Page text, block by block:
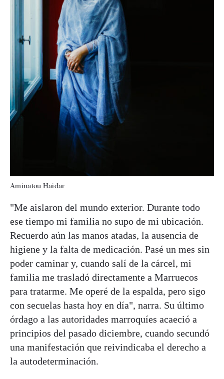
Aminatou Haidar
"Me aislaron del mundo exterior. Durante todo
ese tiempo mi familia no supo de mi ubicación.
Recuerdo aún las manos atadas, la ausencia de
higiene y la falta de medicación. Pasé un mes sin
poder caminar y, cuando salí de la cárcel, mi
familia me trasladó directamente a Marruecos
para tratarme. Me operé de la espalda, pero sigo
con secuelas hasta hoy en día", narra. Su último
órdago a las autoridades marroquíes acaeció a
principios del pasado diciembre, cuando secundó
una manifestación que reivindicaba el derecho a
la autodeterminación.